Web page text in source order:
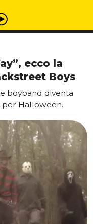
ecco la
Boys
boyband diventa
per Halloween.